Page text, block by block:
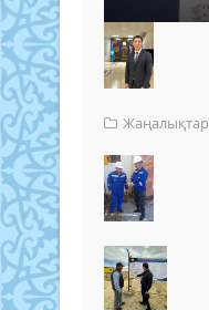
Жаңалықтар